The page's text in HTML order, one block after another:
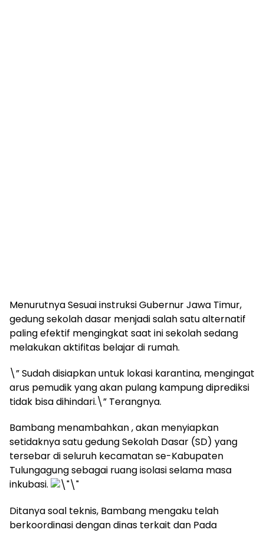
Menurutnya Sesuai instruksi Gubernur Jawa Timur,
gedung sekolah dasar menjadi salah satu alternatif
paling efektif mengingkat saat ini sekolah sedang
melakukan aktifitas belajar di rumah.
\” Sudah disiapkan untuk lokasi karantina, mengingat
arus pemudik yang akan pulang kampung diprediksi
tidak bisa dihindari.\” Terangnya.
Bambang menambahkan , akan menyiapkan
setidaknya satu gedung Sekolah Dasar (SD) yang
tersebar di seluruh kecamatan se-Kabupaten
Tulungagung sebagai ruang isolasi selama masa
inkubasi.
Ditanya soal teknis, Bambang mengaku telah
berkoordinasi dengan dinas terkait dan Pada